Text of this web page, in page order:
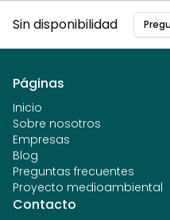
Sin disponibilidad
Páginas
Inicio
Sobre nosotros
Empresas
Blog
Preguntas frecuentes
Proyecto medioambiental
Contacto